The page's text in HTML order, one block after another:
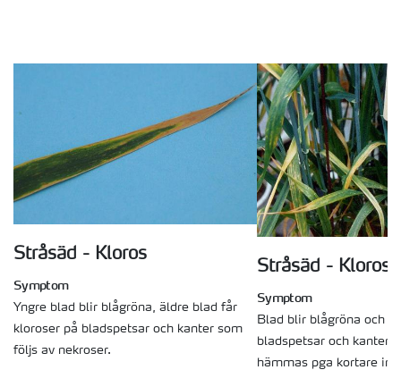
Stråsäd - Kloros
Symptom
Yngre blad blir blågröna, äldre blad får
kloroser på bladspetsar och kanter som
följs av nekroser.
Stråsäd - Kloros
Symptom
Blad blir blågröna och
bladspetsar och kanter.
hämmas pga kortare